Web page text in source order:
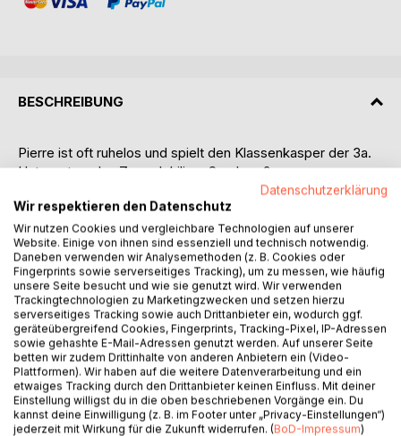
BESCHREIBUNG
Pierre ist oft ruhelos und spielt den Klassenkasper der 3a.
Hat er etwa das Zappelphilipp-Syndrom?
Er findet es einfach blöd, dass er sich seine
Zwillingsschwester zum Vorbild nehmen soll. Michelle ist
leistungsstark und findet Schule cool, während Pierre viele
Probleme hat und meint, Schule ist doof.
Kann es gelingen, dass auch Pierre wieder gern zur Schule
geht?
Das Buch "Pierre der Quatschkopp" ist für Schüler ab der
3. Klasse, am besten zum gemeinsamen Lesen, geeignet.
AUTOR/IN
PRESSESTIMMEN
Datenschutzerklärung
Wir respektieren den Datenschutz
Wir nutzen Cookies und vergleichbare Technologien auf unserer
Website. Einige von ihnen sind essenziell und technisch notwendig.
Daneben verwenden wir Analysemethoden (z. B. Cookies oder
Fingerprints sowie serverseitiges Tracking), um zu messen, wie häufig
unsere Seite besucht und wie sie genutzt wird. Wir verwenden
Trackingtechnologien zu Marketingzwecken und setzen hierzu
serverseitiges Tracking sowie auch Drittanbieter ein, wodurch ggf.
geräteübergreifend Cookies, Fingerprints, Tracking-Pixel, IP-Adressen
sowie gehashte E-Mail-Adressen genutzt werden. Auf unserer Seite
betten wir zudem Drittinhalte von anderen Anbietern ein (Video-
Plattformen). Wir haben auf die weitere Datenverarbeitung und ein
etwaiges Tracking durch den Drittanbieter keinen Einfluss. Mit deiner
Einstellung willigst du in die oben beschriebenen Vorgänge ein. Du
kannst deine Einwilligung (z. B. im Footer unter „Privacy-Einstellungen“)
jederzeit mit Wirkung für die Zukunft widerrufen. (BoD-Impressum)